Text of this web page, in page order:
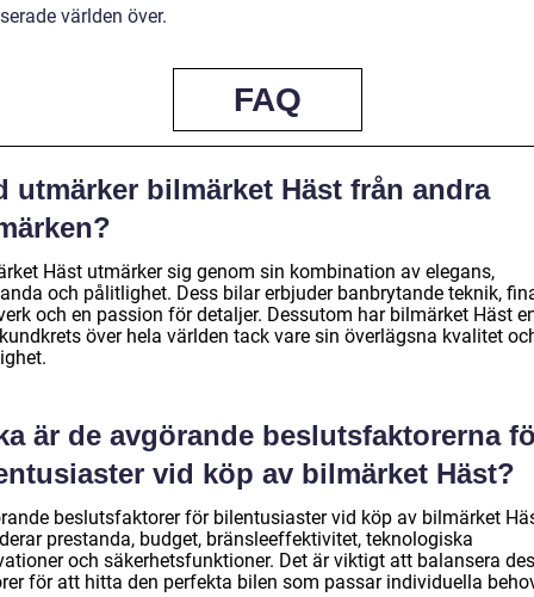
världen över.
FAQ
utmärker bilmärket Häst från andra
Häst utmärker sig genom sin kombination av elegans,
och pålitlighet. Dess bilar erbjuder banbrytande teknik,
och en passion för detaljer. Dessutom har bilmärket Häst
över hela världen tack vare sin överlägsna kvalitet
är de avgörande beslutsfaktorerna
vid köp av bilmärket Häst?
beslutsfaktorer för bilentusiaster vid köp av bilmärket
prestanda, budget, bränsleeffektivitet, teknologiska
och säkerhetsfunktioner. Det är viktigt att balansera
för att hitta den perfekta bilen som passar individuella